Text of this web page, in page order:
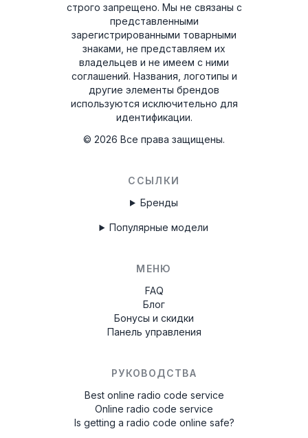
строго запрещено. Мы не связаны с
представленными
зарегистрированными товарными
знаками, не представляем их
владельцев и не имеем с ними
соглашений. Названия, логотипы и
другие элементы брендов
используются исключительно для
идентификации.
© 2026 Все права защищены.
ССЫЛКИ
Бренды
Популярные модели
МЕНЮ
FAQ
Блог
Бонусы и скидки
Панель управления
РУКОВОДСТВА
Best online radio code service
Online radio code service
Is getting a radio code online safe?